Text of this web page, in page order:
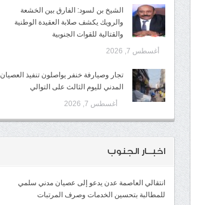
الشيخ بن لسود: الفارق بين الخشعة
والرويك يكشف صلابة العقيدة الوطنية
والقتالية للقوات الجنوبية
أغسطس 7, 2026
تجار وصيارفة خنفر يواصلون تنفيذ العصيان
المدني لليوم الثالث على التوالي
أغسطس 7, 2026
اخبــار الجنوب
انتقالي العاصمة عدن يدعو إلى عصيان مدني سلمي
للمطالبة بتحسين الخدمات وصرف المرتبات